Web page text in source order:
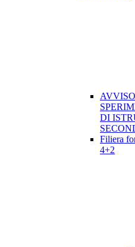
DI
Filiera
4+2